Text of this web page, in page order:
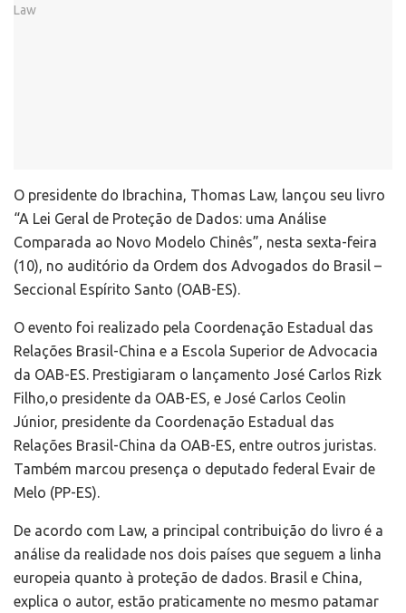
O presidente do Ibrachina, Thomas Law, lançou seu livro
“A Lei Geral de Proteção de Dados: uma Análise
Comparada ao Novo Modelo Chinês”, nesta sexta-feira
(10), no auditório da Ordem dos Advogados do Brasil –
Seccional Espírito Santo (OAB-ES).
O evento foi realizado pela Coordenação Estadual das
Relações Brasil-China e a Escola Superior de Advocacia
da OAB-ES. Prestigiaram o lançamento José Carlos Rizk
Filho,o presidente da OAB-ES, e José Carlos Ceolin
Júnior, presidente da Coordenação Estadual das
Relações Brasil-China da OAB-ES, entre outros juristas.
Também marcou presença o deputado federal Evair de
Melo (PP-ES).
De acordo com Law, a principal contribuição do livro é a
análise da realidade nos dois países que seguem a linha
europeia quanto à proteção de dados. Brasil e China,
explica o autor, estão praticamente no mesmo patamar